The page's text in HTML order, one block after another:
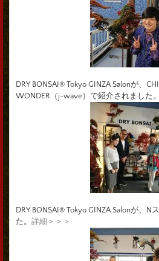
DRY BONSAI® Tokyo GINZA Salonが、
WONDER（j-wave）で紹介されました。
DRY BONSAI® Tokyo GINZA Salonが、N
た。 詳細＞＞＞